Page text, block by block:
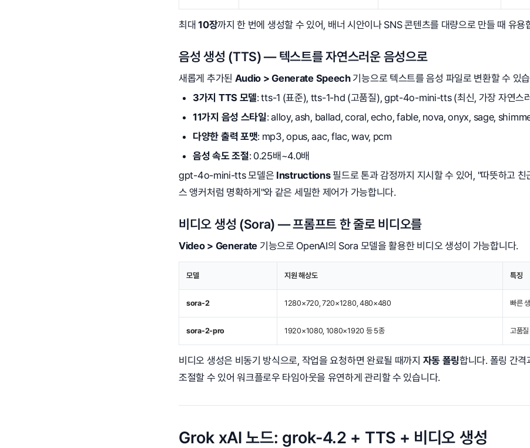
최대10장까지 한 번에 생성할 수 있어, 배너 시안이나 SNS 콘텐츠를 대량으로 만들 때 유용
음성 생성 (TTS) — 텍스트를 자연스러운 음성으로
새롭게 추가된 Audio > Generate Speech기능으로 텍스트를 음성 파일로 변환할 수 있
3가지 TTS 모델: tts-1 (표준), tts-1-hd (고품질), gpt-4o-mini-tts (최신, 가장 자연스
11가지 음성 스타일: alloy, ash, ballad, coral, echo, fable, nova, onyx, sage,
다양한 출력 포맷: mp3, opus, aac, flac, wav, pcm
음성 속도 조절: 0.25배~4.0배
gpt-4o-mini-tts 모델은 Instructions필드로 톤과 감정까지 지시할 수 있어, "따뜻하고 친
스 앵커처럼 명확하게"와 같은 세밀한 제어가 가능합니다.
비디오 생성 (Sora) — 프롬프트 한 줄로 비디오를
Video > Generate 기능으로 OpenAI의 Sora 모델을 활용한 비디오 생성이 가능합니다.
모델 지원 해상도 특징
sora-2 1280×720, 720×1280, 480×480 빠른
sora-2-pro 1920×1080, 1080×1920 등 5종 고품
비디오 생성은 비동기 방식으로, 작업을 요청하면 완료될 때까지 자동 폴링합니다. 폴링 간격
조절할 수 있어 워크플로우 타임아웃을 유연하게 관리할 수 있습니다.
Grok xAI 노드: grok-4.2 + TTS + 비디오 생성